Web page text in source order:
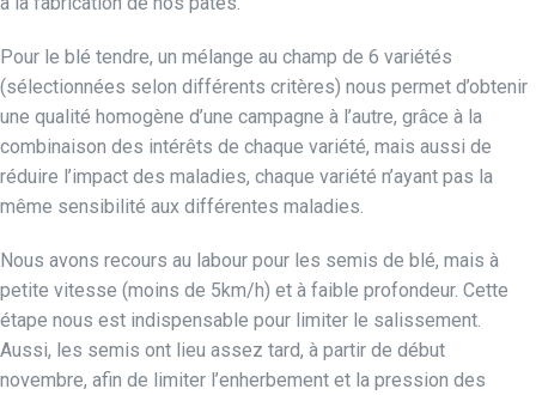
Pour le blé tendre, un mélange au champ de 6 variétés
(sélectionnées selon différents critères) nous permet d’obtenir
une qualité homogène d’une campagne à l’autre, grâce à la
combinaison des intérêts de chaque variété, mais aussi de
réduire l’impact des maladies, chaque variété n’ayant pas la
même sensibilité aux différentes maladies.
Nous avons recours au labour pour les semis de blé, mais à
petite vitesse (moins de 5km/h) et à faible profondeur. Cette
étape nous est indispensable pour limiter le salissement.
Aussi, les semis ont lieu assez tard, à partir de début
novembre, afin de limiter l’enherbement et la pression des